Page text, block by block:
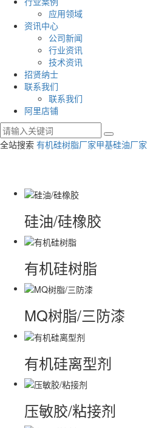
应用领域
资讯中心
公司新闻
行业资讯
技术资讯
招贤纳士
联系我们
联系我们
阿里店铺
全站搜索 有机硅树脂厂家甲基硅油厂家
硅油/硅橡胶
有机硅树脂
MQ树脂/三防漆
有机硅离型剂
压敏胶/粘接剂